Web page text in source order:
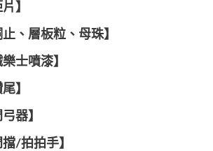
片】
止、層板粒、母珠】
樂士噴漆】
尾】
弓器】
擋/拍拍手】